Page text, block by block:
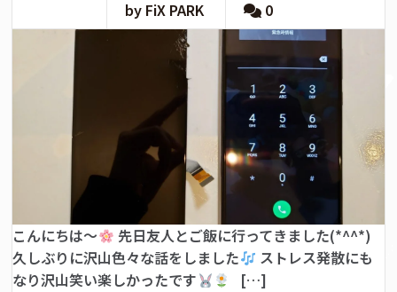
by FiX PARK 0
こんにちは～
先日友人とご飯に行ってきました(*^^*)
久しぶりに沢山色々な話をしました
ストレス発散にも
なり沢山笑い楽しかったです
[…]